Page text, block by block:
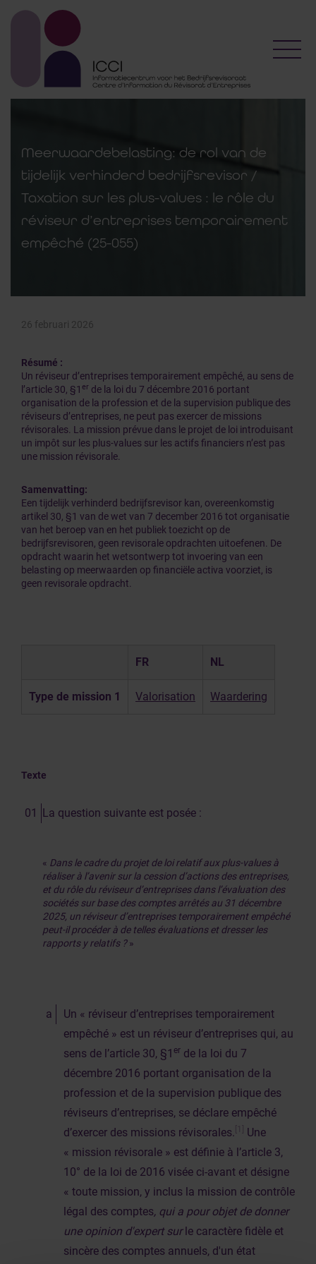
Meerwaardebelasting: de rol van de
tijdelijk verhinderd bedrijfsrevisor /
Taxation sur les plus-values : le rôle du
réviseur d’entreprises temporairement
empêché (25-055)
26 februari 2026
Résumé :
Un réviseur d’entreprises temporairement empêché, au sens de
l’article 30, §1 er de la loi du 7 décembre 2016 portant
organisation de la profession et de la supervision publique des
réviseurs d’entreprises, ne peut pas exercer de missions
révisorales. La mission prévue dans le projet de loi introduisant
un impôt sur les plus-values sur les actifs financiers n’est pas
une mission révisorale.
Samenvatting:
Een tijdelijk verhinderd bedrijfsrevisor kan, overeenkomstig
artikel 30, §1 van de wet van 7 december 2016 tot organisatie
van het beroep van en het publiek toezicht op de
bedrijfsrevisoren, geen revisorale opdrachten uitoefenen. De
opdracht waarin het wetsontwerp tot invoering van een
belasting op meerwaarden op financiële activa voorziet, is
geen revisorale opdracht.
FR NL
Type de mission 1 Valorisation Waardering
Texte
La question suivante est posée :
« Dans le cadre du projet de loi relatif aux plus-values à
réaliser à l’avenir sur la cession d’actions des entreprises,
et du rôle du réviseur d’entreprises dans l’évaluation des
sociétés sur base des comptes arrêtés au 31 décembre
2025, un réviseur d’entreprises temporairement empêché
peut-il procéder à de telles évaluations et dresser les
rapports y relatifs ?»
Un « réviseur d’entreprises temporairement
empêché » est un réviseur d’entreprises qui, au
sens de l’article 30, §1 er de la loi du 7
décembre 2016 portant organisation de la
profession et de la supervision publique des
réviseurs d’entreprises, se déclare empêché
d’exercer des missions révisorales.
Une
« mission révisorale » est définie à l’article 3,
10° de la loi de 2016 visée ci-avant et désigne
« toute mission, y inclus la mission de contrôle
légal des comptes, qui a pour objet de donner
une opinion d'expert surle caractère fidèle et
sincère des comptes annuels, d'un état